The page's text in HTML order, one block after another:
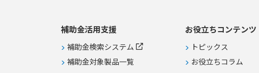
補助金活用支援
補助金検索システム
補助金対象製品一覧
お役立ちコンテンツ
トピックス
お役立ちコラム